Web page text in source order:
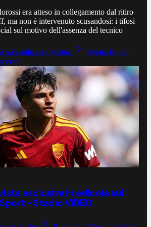
era atteso in collegamento dal ritiro
ma non è intervenuto scusandosi: i tifosi
sul motivo dell'assenza del tecnico
può utilizzare Molina
Svolta Roma,
esclusiva in edicola sul
- Stadio VIDEO